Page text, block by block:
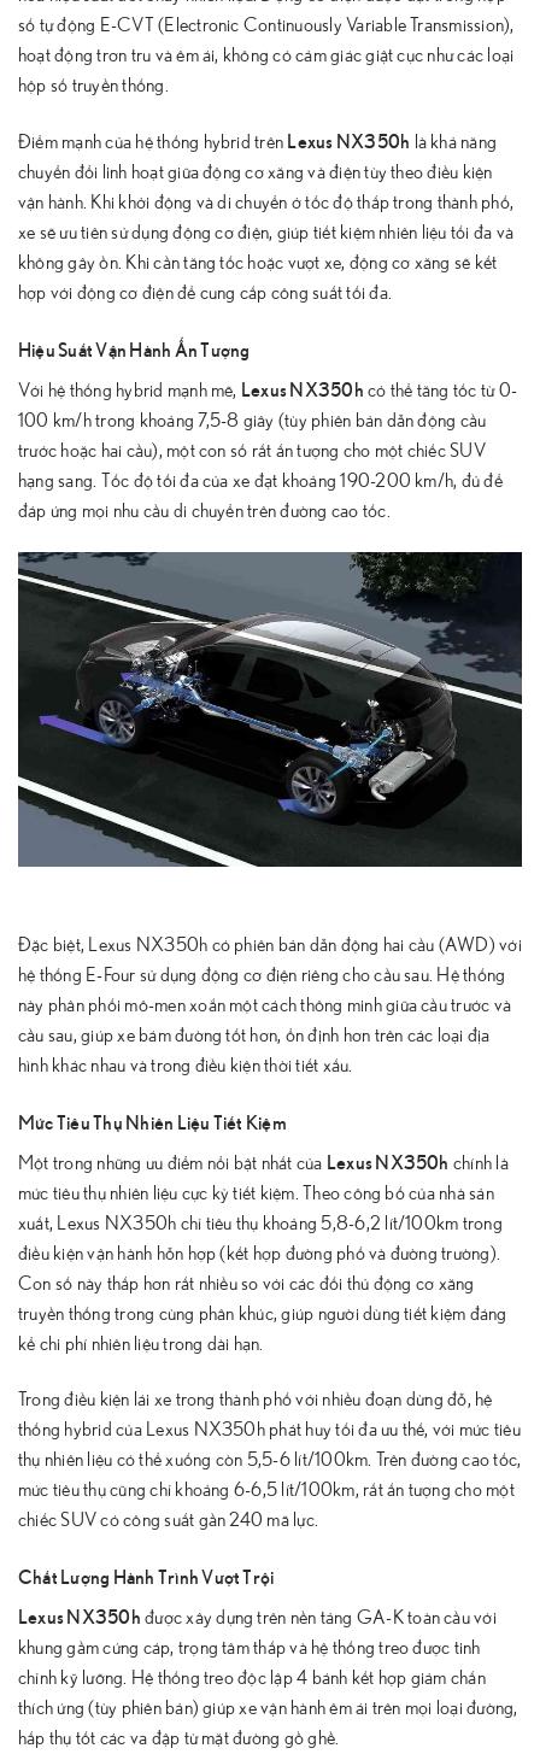
số tự động E-CVT (Electronic Continuously Variable Transmission),
hoạt động trơn tru và êm ái, không có cảm giác giật cục như các loại
hộp số truyền thống.
Điểm mạnh của hệ thống hybrid trên Lexus NX350h là khả năng
chuyển đổi linh hoạt giữa động cơ xăng và điện tùy theo điều kiện
vận hành. Khi khởi động và di chuyển ở tốc độ thấp trong thành phố,
xe sẽ ưu tiên sử dụng động cơ điện, giúp tiết kiệm nhiên liệu tối đa và
không gây ồn. Khi cần tăng tốc hoặc vượt xe, động cơ xăng sẽ kết
hợp với động cơ điện để cung cấp công suất tối đa.
Hiệu Suất Vận Hành Ấn Tượng
Với hệ thống hybrid mạnh mẽ, Lexus NX350h có thể tăng tốc từ 0-
100 km/h trong khoảng 7,5-8 giây (tùy phiên bản dẫn động cầu
trước hoặc hai cầu), một con số rất ấn tượng cho một chiếc SUV
hạng sang. Tốc độ tối đa của xe đạt khoảng 190-200 km/h, đủ để
đáp ứng mọi nhu cầu di chuyển trên đường cao tốc.
Đặc biệt, Lexus NX350h có phiên bản dẫn động hai cầu (AWD) với
hệ thống E-Four sử dụng động cơ điện riêng cho cầu sau. Hệ thống
này phân phối mô-men xoắn một cách thông minh giữa cầu trước và
cầu sau, giúp xe bám đường tốt hơn, ổn định hơn trên các loại địa
hình khác nhau và trong điều kiện thời tiết xấu.
Mức Tiêu Thụ Nhiên Liệu Tiết Kiệm
Một trong những ưu điểm nổi bật nhất của Lexus NX350h chính là
mức tiêu thụ nhiên liệu cực kỳ tiết kiệm. Theo công bố của nhà sản
xuất, Lexus NX350h chỉ tiêu thụ khoảng 5,8-6,2 lít/100km trong
điều kiện vận hành hỗn hợp (kết hợp đường phố và đường trường).
Con số này thấp hơn rất nhiều so với các đối thủ động cơ xăng
truyền thống trong cùng phân khúc, giúp người dùng tiết kiệm đáng
kể chi phí nhiên liệu trong dài hạn.
Trong điều kiện lái xe trong thành phố với nhiều đoạn dừng đỗ, hệ
thống hybrid của Lexus NX350h phát huy tối đa ưu thế, với mức tiêu
thụ nhiên liệu có thể xuống còn 5,5-6 lít/100km. Trên đường cao tốc,
mức tiêu thụ cũng chỉ khoảng 6-6,5 lít/100km, rất ấn tượng cho một
chiếc SUV có công suất gần 240 mã lực.
Chất Lượng Hành Trình Vượt Trội
Lexus NX350h được xây dựng trên nền tảng GA-K toàn cầu với
khung gầm cứng cáp, trọng tâm thấp và hệ thống treo được tinh
chỉnh kỹ lưỡng. Hệ thống treo độc lập 4 bánh kết hợp giảm chấn
thích ứng (tùy phiên bản) giúp xe vận hành êm ái trên mọi loại đường,
hấp thụ tốt các va đập từ mặt đường gồ ghề.